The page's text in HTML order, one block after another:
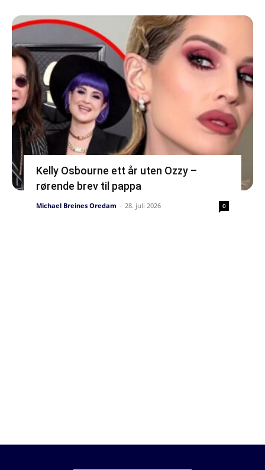
Kelly Osbourne ett år uten Ozzy –
rørende brev til pappa
Michael Breines Oredam - 28. juli 2026 0